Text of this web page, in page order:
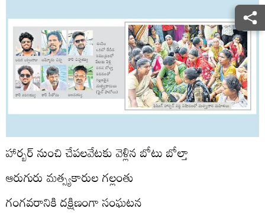
హార్బర్‌ నుంచి చేపలవేటకు వెళ్లిన బోటు బోల్తా
ఆరుగురు మత్స్యకారుల గల్లంతు
గంగవరానికి దక్షిణంగా సంఘటన